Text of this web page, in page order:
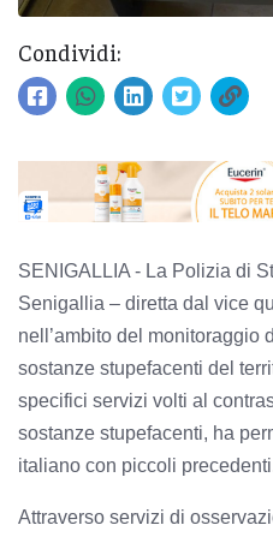
Condividi:
SENIGALLIA - La Polizia di
Senigallia – diretta dal vice
nell’ambito del monitoraggio
sostanze stupefacenti del
specifici servizi volti al
sostanze stupefacenti, ha
italiano con piccoli
Attraverso servizi di